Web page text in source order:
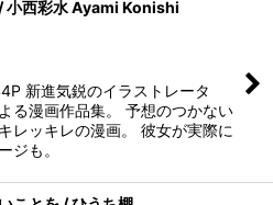
西彩水 Ayami Konishi
新進気鋭のイラストレータ
る漫画作品集。 予想のつかない
レッキレの漫画。 彼女が実際に
ジも。